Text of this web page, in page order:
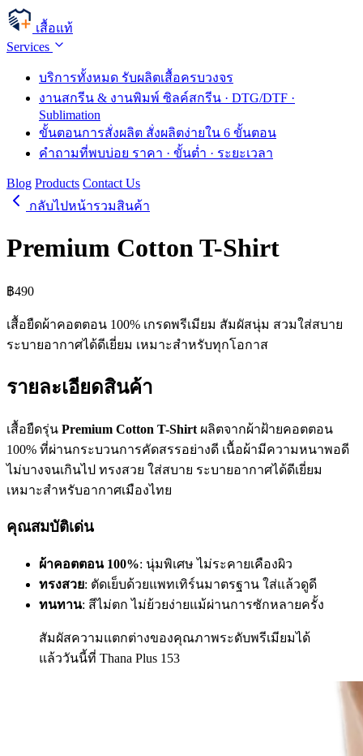
เสื้อแท้
Services
บริการทั้งหมด รับผลิตเสื้อครบวงจร
งานสกรีน & งานพิมพ์ ซิลค์สกรีน · DTG/DTF ·
Sublimation
ขั้นตอนการสั่งผลิต สั่งผลิตง่ายใน 6 ขั้นตอน
คำถามที่พบบ่อย ราคา · ขั้นต่ำ · ระยะเวลา
Blog Products Contact Us
กลับไปหน้ารวมสินค้า
Premium Cotton T-Shirt
฿490
เสื้อยืดผ้าคอตตอน 100% เกรดพรีเมียม สัมผัสนุ่ม สวมใส่สบาย
ระบายอากาศได้ดีเยี่ยม เหมาะสำหรับทุกโอกาส
รายละเอียดสินค้า
เสื้อยืดรุ่น Premium Cotton T-Shirt ผลิตจากผ้าฝ้ายคอตตอน
100% ที่ผ่านกระบวนการคัดสรรอย่างดี เนื้อผ้ามีความหนาพอดี
ไม่บางจนเกินไป ทรงสวย ใส่สบาย ระบายอากาศได้ดีเยี่ยม
เหมาะสำหรับอากาศเมืองไทย
คุณสมบัติเด่น
ผ้าคอตตอน 100%: นุ่มพิเศษ ไม่ระคายเคืองผิว
ทรงสวย: ตัดเย็บด้วยแพทเทิร์นมาตรฐาน ใส่แล้วดูดี
ทนทาน: สีไม่ตก ไม่ย้วยง่ายแม้ผ่านการซักหลายครั้ง
สัมผัสความแตกต่างของคุณภาพระดับพรีเมียมได้
แล้ววันนี้ที่ Thana Plus 153